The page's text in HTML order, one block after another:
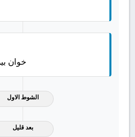
خوان
الشوط الاول
بعد قليل